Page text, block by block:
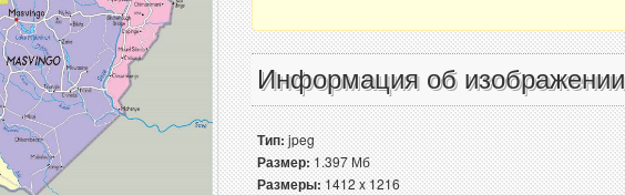
Информация об изображении
Тип:jpeg
Размер:1.397 Мб
Размеры:1412 x 1216